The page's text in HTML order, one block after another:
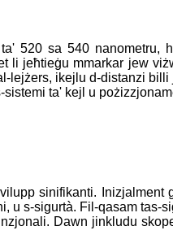
520 sa 540 nanometru,
li jeħtieġu mmarkar jew
lejżers, ikejlu d-distanzi
ta' kejl u
sinifikanti. Inizjalment
u s-sigurtà. Fil-qasam tas-
Dawn jinkludu